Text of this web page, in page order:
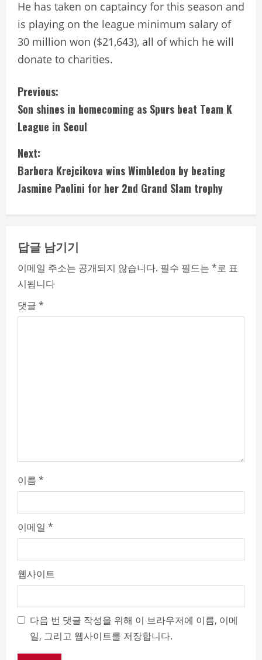
He has taken on captaincy for this season and
is playing on the league minimum salary of
30 million won ($21,643), all of which he will
donate to charities.
C
o
n
t
i
n
u
e
R
e
Previous:
Son shines in homecoming as Spurs beat Team K
League in Seoul
Next:
Barbora Krejcikova wins Wimbledon by beating
Jasmine Paolini for her 2nd Grand Slam trophy
답글 남기기
이메일 주소는 공개되지 않습니다. 필수 필드는 *로 표
시됩니다
댓글 *
이름 *
이메일 *
웹사이트
다음 번 댓글 작성을 위해 이 브라우저에 이름, 이메
일, 그리고 웹사이트를 저장합니다.